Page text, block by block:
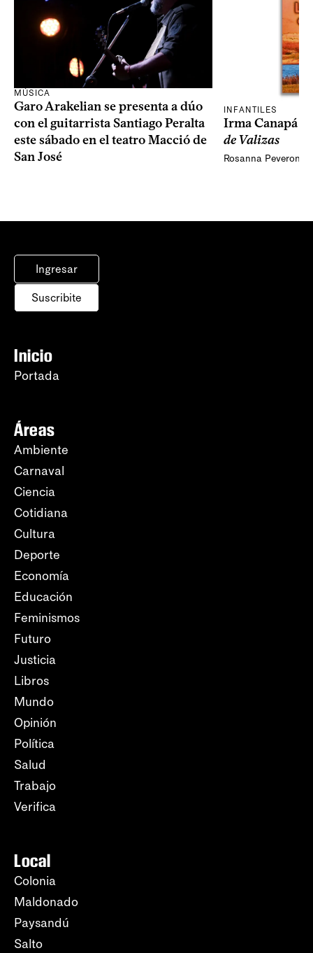
MÚSICA
Garo Arakelian se presenta a dúo
con el guitarrista Santiago Peralta
este sábado en el teatro Macció de
San José
INFANTILES
Irma Canapá
de Valizas
Rosanna Peveroni
Ingresar
Suscribite
Inicio
Portada
Áreas
Ambiente
Carnaval
Ciencia
Cotidiana
Cultura
Deporte
Economía
Educación
Feminismos
Futuro
Justicia
Libros
Mundo
Opinión
Política
Salud
Trabajo
Verifica
Local
Colonia
Maldonado
Paysandú
Salto